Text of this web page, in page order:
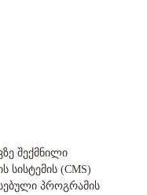
შექმნილი
სისტემის (CMS)
პროგრამის